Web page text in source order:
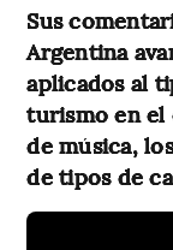
Sus
Argentina
aplicados al
turismo en el
de música,
de tipos de